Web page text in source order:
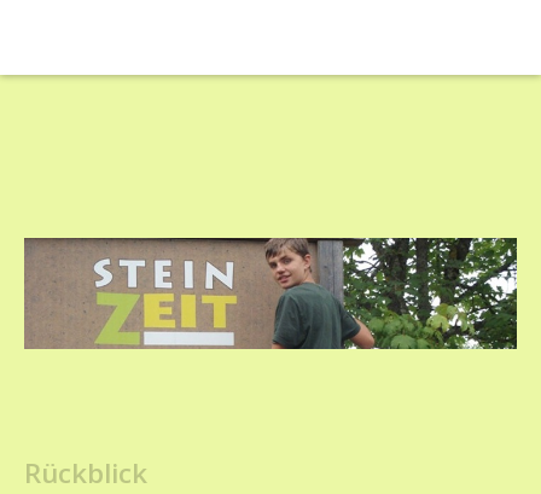
Rückblick